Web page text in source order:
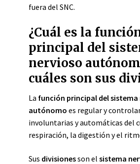
fuera del SNC.
¿Cuál es la
principal del
nervioso
cuáles son sus
La función principal del sistema
autónomo es regular y
involuntarias y automáticas del
respiración, la digestión y el
Sus divisionesson el sistema